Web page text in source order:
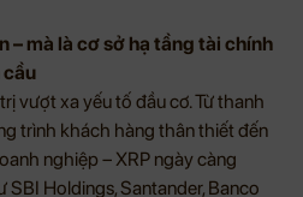
– mà là cơ sở hạ tầng tài chính
cầu
vượt xa yếu tố đầu cơ. Từ thanh
trình khách hàng thân thiết đến
nghiệp – XRP ngày càng
Holdings, Santander, Banco